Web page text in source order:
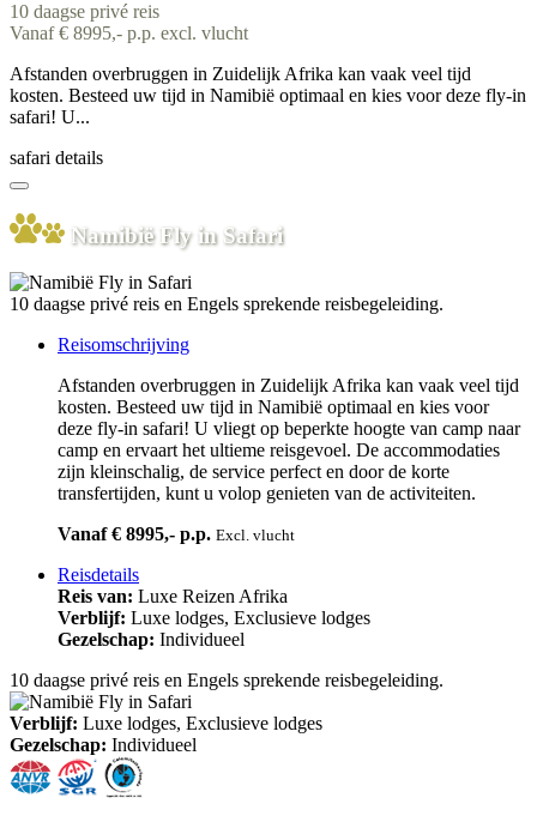
10 daagse privé reis
Vanaf € 8995,- p.p. excl. vlucht
Afstanden overbruggen in Zuidelijk Afrika kan vaak veel tijd
kosten. Besteed uw tijd in Namibië optimaal en kies voor deze fly-in
safari! U...
safari details
Namibië Fly in Safari
10 daagse privé reis en Engels sprekende reisbegeleiding.
Reisomschrijving
Afstanden overbruggen in Zuidelijk Afrika kan vaak veel tijd
kosten. Besteed uw tijd in Namibië optimaal en kies voor
deze fly-in safari! U vliegt op beperkte hoogte van camp naar
camp en ervaart het ultieme reisgevoel. De accommodaties
zijn kleinschalig, de service perfect en door de korte
transfertijden, kunt u volop genieten van de activiteiten.
Vanaf € 8995,- p.p. Excl. vlucht
Reisdetails
Reis van: Luxe Reizen Afrika
Verblijf: Luxe lodges, Exclusieve lodges
Gezelschap: Individueel
10 daagse privé reis en Engels sprekende reisbegeleiding.
Verblijf: Luxe lodges, Exclusieve lodges
Gezelschap: Individueel